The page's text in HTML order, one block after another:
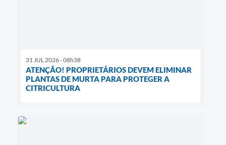
31 JUL 2026 - 08h38
ATENÇÃO! PROPRIETÁRIOS DEVEM ELIMINAR
PLANTAS DE MURTA PARA PROTEGER A
CITRICULTURA